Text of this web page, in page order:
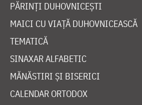
PĂRINȚI DUHOVNICEȘTI
MAICI CU VIAȚĂ DUHOVNICEASCĂ
TEMATICĂ
SINAXAR ALFABETIC
MĂNĂSTIRI ȘI BISERICI
CALENDAR ORTODOX